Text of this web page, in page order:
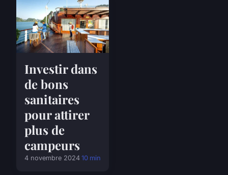
Investir dans
de bons
sanitaires
pour attirer
plus de
campeurs
4 novembre 2024 10 min